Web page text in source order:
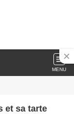
MENU
et sa tarte